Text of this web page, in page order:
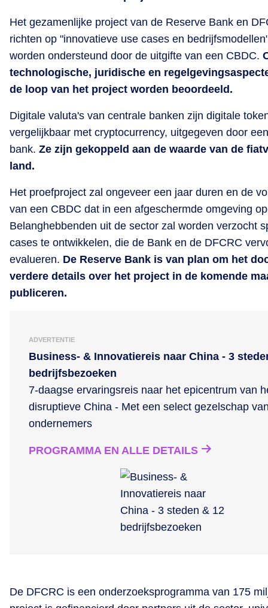
Het gezamenlijke project van de Reserve Bank en
richten op "innovatieve use cases en
worden ondersteund door de uitgifte van een CBDC.
technologische, juridische en
de loop van het project worden beoordeeld.
Digitale valuta's van centrale banken zijn digitale
vergelijkbaar met cryptocurrency, uitgegeven door
bank. Ze zijn gekoppeld aan de waarde van de
land.
Het proefproject zal ongeveer een jaar duren en de
van een CBDC dat in een afgeschermde omgeving
Belanghebbenden uit de sector zal worden verzocht
cases te ontwikkelen, die de Bank en de DFCRC
evalueren. De Reserve Bank is van plan om het
verdere details over het project in de komende
publiceren.
ADVERTENTIE
Business- & Innovatiereis naar China - 3
bedrijfsbezoeken
7-daagse ervaringsreis naar het epicentrum van
disruptieve China - Met een select gezelschap
ondernemers
PROGRAMMA EN ALLE DETAILS
De DFCRC is een onderzoeksprogramma van 175